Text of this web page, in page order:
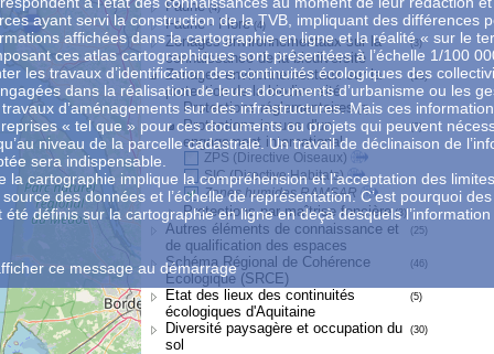
Faune (4)
Faune - Flore (4)
Zonages environnementaux sur la
connaissance de la biodiversité
(3)
Zonages environnementaux sur la
protection de la biodiversité
(13)
Protections réglementaires (7)
Protections issues d'un
engagement international
(3)
ZPS (Directive Oiseaux)
SIC (Directive Habitats)
Zones humides RAMSAR
Protections par maîtrise foncière (3)
Autres éléments de connaissance et
de qualification des espaces
(25)
Schéma Régional de Cohérence
Ecologique (SRCE)
(46)
Etat des lieux des continuités
écologiques d'Aquitaine
(5)
Diversité paysagère et occupation du
sol
(30)
ayant servi la construction de la TVB, impliquant des différences
affichées dans la cartographie en ligne et la réalité « sur le
ces atlas cartographiques sont présentées à l’échelle 1/100
les travaux d’identification des continuités écologiques des
dans la réalisation de leurs documents d’urbanisme ou les
d’aménagements sur des infrastructures. Mais ces
« tel que » pour ces documents ou projets qui peuvent
niveau de la parcelle cadastrale. Un travail de déclinaison de
sera indispensable.
la cartographie implique la compréhension et l'acceptation des
des données et l’échelle de représentation. C’est pourquoi
définis sur la cartographie en ligne en deçà desquels l’information
ce message au démarrage